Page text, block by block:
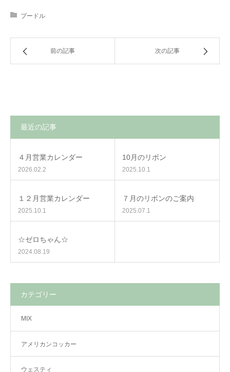
プードル
前の記事 次の記事
最近の記事
４月営業カレンダー
2026.02.2
10月のリボン
2025.10.1
１２月営業カレンダー
2025.10.1
７月のリボンのご案内
2025.07.1
☆ゼロちゃん☆
2024.08.19
カテゴリー
MIX
アメリカンコッカー
ウェスティ